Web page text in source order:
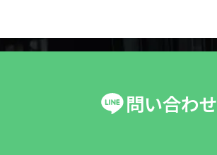
問い合わせ